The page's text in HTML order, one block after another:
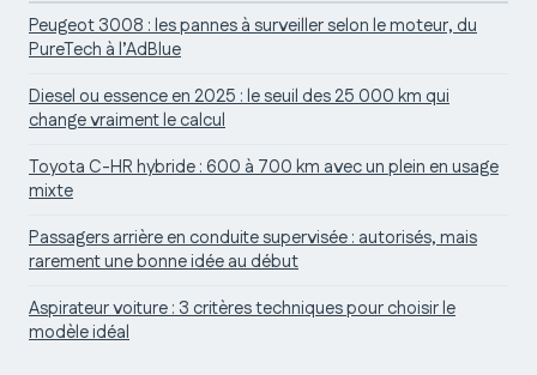
Peugeot 3008 : les pannes à surveiller selon le moteur, du
PureTech à l’AdBlue
Diesel ou essence en 2025 : le seuil des 25 000 km qui
change vraiment le calcul
Toyota C-HR hybride : 600 à 700 km avec un plein en usage
mixte
Passagers arrière en conduite supervisée : autorisés, mais
rarement une bonne idée au début
Aspirateur voiture : 3 critères techniques pour choisir le
modèle idéal